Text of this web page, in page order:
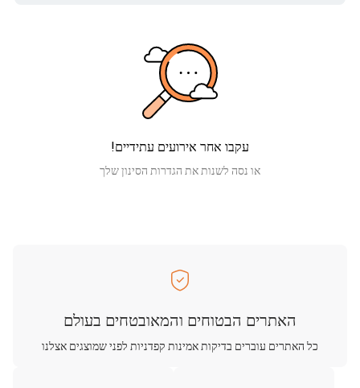
עקבו אחר אירועים עתידיים!
או נסה לשנות את הגדרות הסינון שלך
האתרים הבטוחים והמאובטחים בעולם
כל האתרים עוברים בדיקות אמינות קפדניות לפני שמוצגים אצלנו